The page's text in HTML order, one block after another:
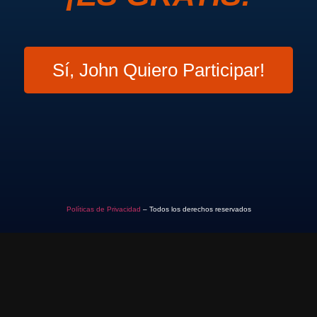
Sí, John Quiero Participar!
Políticas de Privacidad – Todos los derechos reservados